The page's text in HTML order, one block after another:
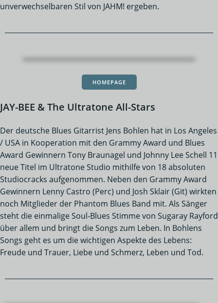
unverwechselbaren Stil von JAHM! ergeben.
HOMEPAGE
JAY-BEE & The Ultratone All-Stars
Der deutsche Blues Gitarrist Jens Bohlen hat in Los Angeles
/ USA in Kooperation mit den Grammy Award und Blues
Award Gewinnern Tony Braunagel und Johnny Lee Schell 11
neue Titel im Ultratone Studio mithilfe von 18 absoluten
Studiocracks aufgenommen. Neben den Grammy Award
Gewinnern Lenny Castro (Perc) und Josh Sklair (Git) wirkten
noch Mitglieder der Phantom Blues Band mit. Als Sänger
steht die einmalige Soul-Blues Stimme von Sugaray Rayford
über allem und bringt die Songs zum Leben. In Bohlens
Songs geht es um die wichtigen Aspekte des Lebens:
Freude und Trauer, Liebe und Schmerz, Leben und Tod.